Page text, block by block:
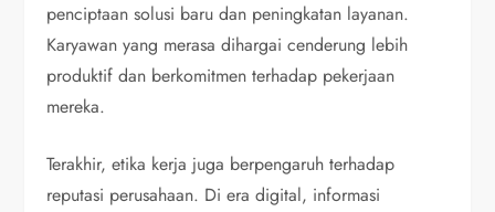
penciptaan solusi baru dan peningkatan layanan.
Karyawan yang merasa dihargai cenderung lebih
produktif dan berkomitmen terhadap pekerjaan
mereka.
Terakhir, etika kerja juga berpengaruh terhadap
reputasi perusahaan. Di era digital, informasi